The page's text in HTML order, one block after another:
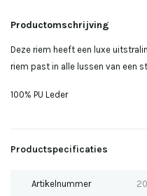
Productomschrijving
Deze riem heeft een luxe
riem past in alle lussen van een
100% PU Leder
Productspecificaties
Artikelnummer